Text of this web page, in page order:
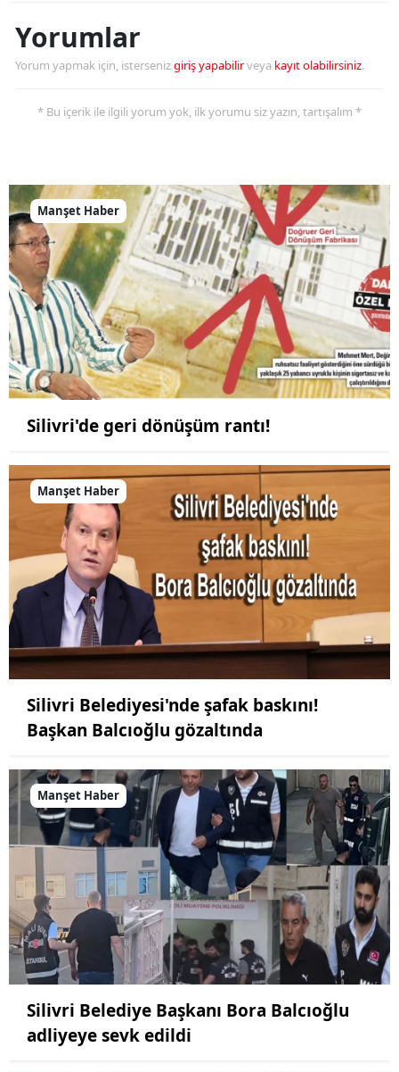
Yorumlar
Yorum yapmak için, istersenizgiriş yapabilirveya kayıt olabilirsiniz.
* Bu içerik ile ilgili yorum yok, ilk yorumu siz yazın, tartışalım *
Manşet Haber
Silivri'de geri dönüşüm rantı!
Manşet Haber
Silivri Belediyesi'nde şafak baskını!
Başkan Balcıoğlu gözaltında
Manşet Haber
Silivri Belediye Başkanı Bora Balcıoğlu
adliyeye sevk edildi